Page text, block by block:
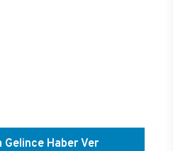
Gelince Haber Ver